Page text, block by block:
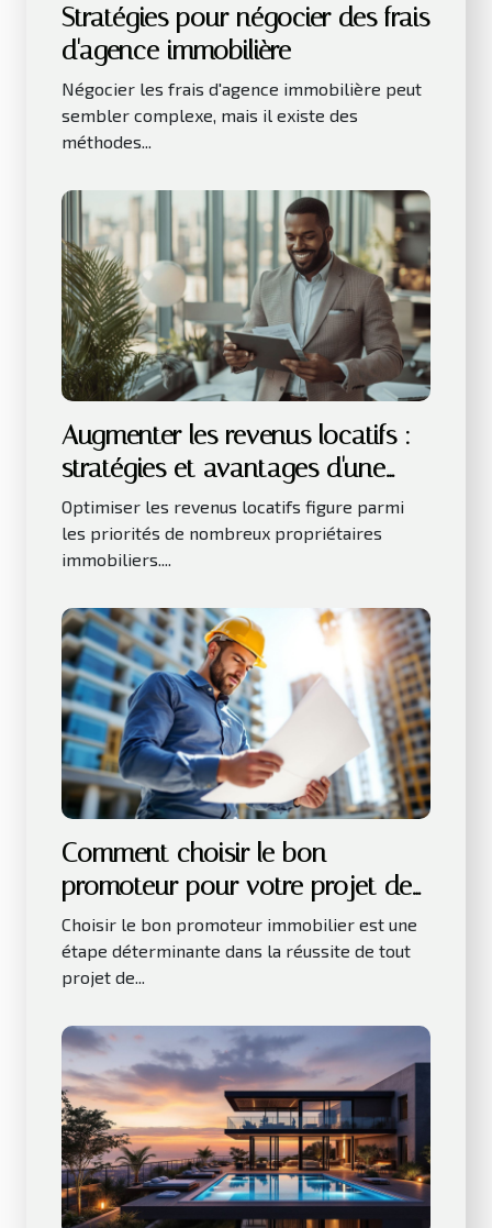
Stratégies pour négocier des frais
d'agence immobilière
Négocier les frais d'agence immobilière peut
sembler complexe, mais il existe des
méthodes...
Augmenter les revenus locatifs :
stratégies et avantages d'une
gestion déléguée ?
Optimiser les revenus locatifs figure parmi
les priorités de nombreux propriétaires
immobiliers....
Comment choisir le bon
promoteur pour votre projet de
développement immobilier
Choisir le bon promoteur immobilier est une
étape déterminante dans la réussite de tout
projet de...